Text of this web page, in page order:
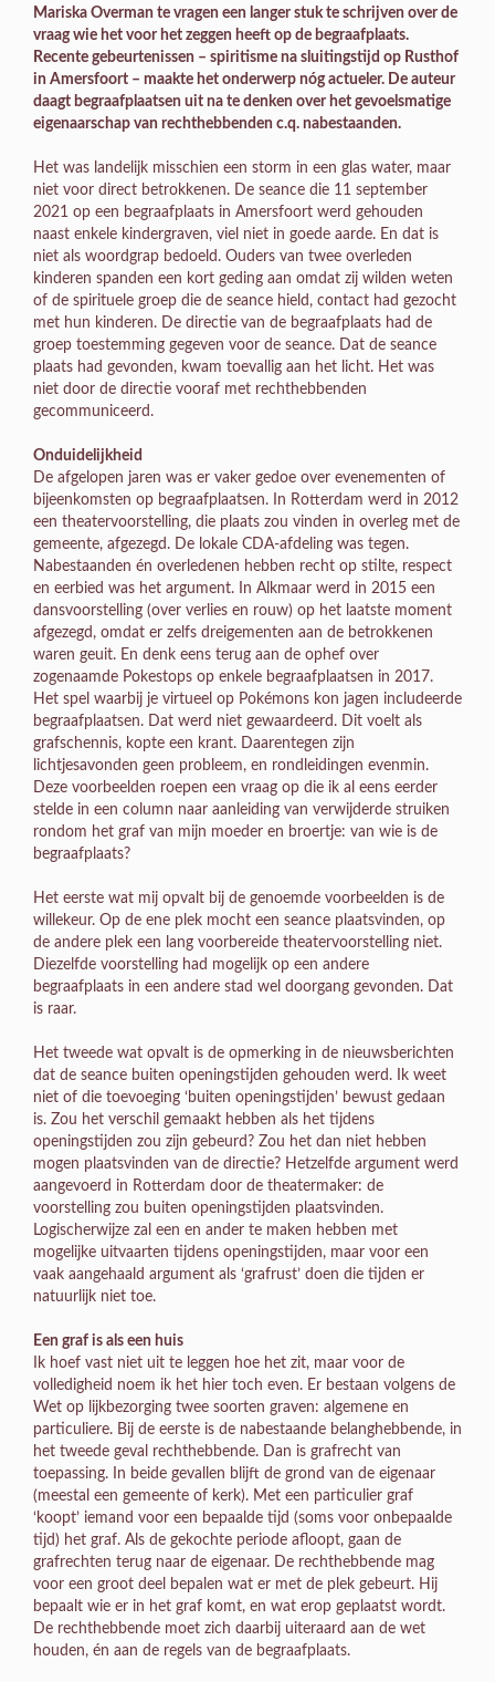
Mariska Overman te vragen een langer stuk te schrijven over de
vraag wie het voor het zeggen heeft op de begraafplaats.
Recente gebeurtenissen – spiritisme na sluitingstijd op Rusthof
in Amersfoort – maakte het onderwerp nóg actueler. De auteur
daagt begraafplaatsen uit na te denken over het gevoelsmatige
eigenaarschap van rechthebbenden c.q. nabestaanden.
Het was landelijk misschien een storm in een glas water, maar
niet voor direct betrokkenen. De seance die 11 september
2021 op een begraafplaats in Amersfoort werd gehouden
naast enkele kindergraven, viel niet in goede aarde. En dat is
niet als woordgrap bedoeld. Ouders van twee overleden
kinderen spanden een kort geding aan omdat zij wilden weten
of de spirituele groep die de seance hield, contact had gezocht
met hun kinderen. De directie van de begraafplaats had de
groep toestemming gegeven voor de seance. Dat de seance
plaats had gevonden, kwam toevallig aan het licht. Het was
niet door de directie vooraf met rechthebbenden
gecommuniceerd.
Onduidelijkheid
De afgelopen jaren was er vaker gedoe over evenementen of
bijeenkomsten op begraafplaatsen. In Rotterdam werd in 2012
een theatervoorstelling, die plaats zou vinden in overleg met de
gemeente, afgezegd. De lokale CDA-afdeling was tegen.
Nabestaanden én overledenen hebben recht op stilte, respect
en eerbied was het argument. In Alkmaar werd in 2015 een
dansvoorstelling (over verlies en rouw) op het laatste moment
afgezegd, omdat er zelfs dreigementen aan de betrokkenen
waren geuit. En denk eens terug aan de ophef over
zogenaamde Pokestops op enkele begraafplaatsen in 2017.
Het spel waarbij je virtueel op Pokémons kon jagen includeerde
begraafplaatsen. Dat werd niet gewaardeerd. Dit voelt als
grafschennis, kopte een krant. Daarentegen zijn
lichtjesavonden geen probleem, en rondleidingen evenmin.
Deze voorbeelden roepen een vraag op die ik al eens eerder
stelde in een column naar aanleiding van verwijderde struiken
rondom het graf van mijn moeder en broertje: van wie is de
begraafplaats?
Het eerste wat mij opvalt bij de genoemde voorbeelden is de
willekeur. Op de ene plek mocht een seance plaatsvinden, op
de andere plek een lang voorbereide theatervoorstelling niet.
Diezelfde voorstelling had mogelijk op een andere
begraafplaats in een andere stad wel doorgang gevonden. Dat
is raar.
Het tweede wat opvalt is de opmerking in de nieuwsberichten
dat de seance buiten openingstijden gehouden werd. Ik weet
niet of die toevoeging ‘buiten openingstijden’ bewust gedaan
is. Zou het verschil gemaakt hebben als het tijdens
openingstijden zou zijn gebeurd? Zou het dan niet hebben
mogen plaatsvinden van de directie? Hetzelfde argument werd
aangevoerd in Rotterdam door de theatermaker: de
voorstelling zou buiten openingstijden plaatsvinden.
Logischerwijze zal een en ander te maken hebben met
mogelijke uitvaarten tijdens openingstijden, maar voor een
vaak aangehaald argument als ‘grafrust’ doen die tijden er
natuurlijk niet toe.
Een graf is als een huis
Ik hoef vast niet uit te leggen hoe het zit, maar voor de
volledigheid noem ik het hier toch even. Er bestaan volgens de
Wet op lijkbezorging twee soorten graven: algemene en
particuliere. Bij de eerste is de nabestaande belanghebbende, in
het tweede geval rechthebbende. Dan is grafrecht van
toepassing. In beide gevallen blijft de grond van de eigenaar
(meestal een gemeente of kerk). Met een particulier graf
‘koopt’ iemand voor een bepaalde tijd (soms voor onbepaalde
tijd) het graf. Als de gekochte periode afloopt, gaan de
grafrechten terug naar de eigenaar. De rechthebbende mag
voor een groot deel bepalen wat er met de plek gebeurt. Hij
bepaalt wie er in het graf komt, en wat erop geplaatst wordt.
De rechthebbende moet zich daarbij uiteraard aan de wet
houden, én aan de regels van de begraafplaats.